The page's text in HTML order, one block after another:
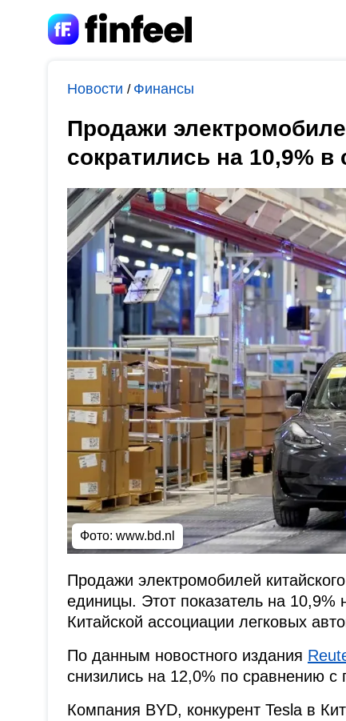
Новости / Финансы
Продажи
сократились на 10,9% в
Фото: www.bd.nl
Продажи электромобилей
единицы. Этот показатель на
Китайской ассоциации легковых
По данным новостного издания
снизились на 12,0% по сравнению
Компания BYD, конкурент Tesla в